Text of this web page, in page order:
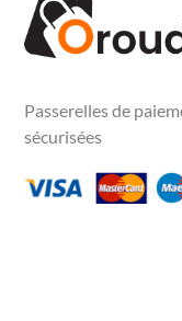
Passerelles de
sécurisées